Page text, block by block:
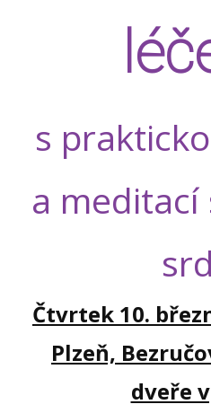
s
a meditací
Čtvrtek 10.
Plzeň,
dveře